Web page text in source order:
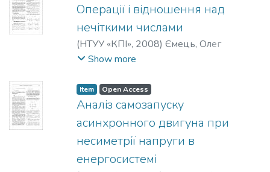
Операції і відношення над
нечіткими числами
(НТУУ «КПІ», 2008) Ємець, Олег
Олексійович;
Show more
Item Open Access
Аналіз самозапуску
асинхронного двигуна при
несиметрії напруги в
енергосистемі